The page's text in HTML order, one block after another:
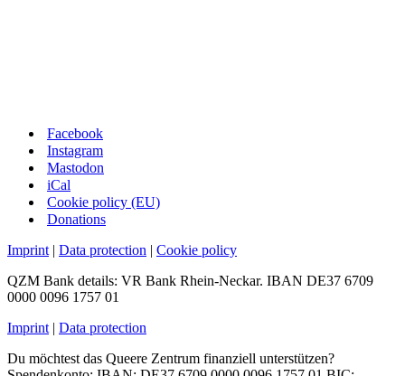
Facebook
Instagram
Mastodon
iCal
Cookie policy (EU)
Donations
Imprint | Data protection | Cookie policy
QZM Bank details: VR Bank Rhein-Neckar. IBAN DE37 6709
0000 0096 1757 01
Imprint | Data protection
Du möchtest das Queere Zentrum finanziell unterstützen?